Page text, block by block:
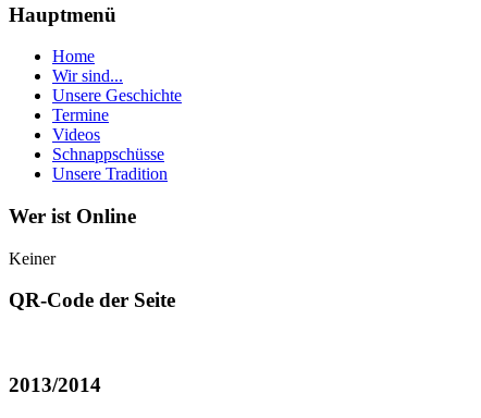
Hauptmenü
Home
Wir sind...
Unsere Geschichte
Termine
Videos
Schnappschüsse
Unsere Tradition
Wer ist Online
Keiner
QR-Code der Seite
2013/2014